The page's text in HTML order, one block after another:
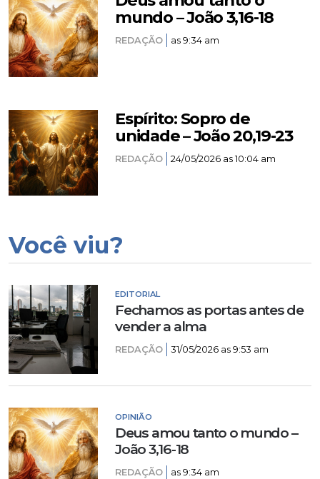
mundo – João 3,16-18
REDAÇÃO as 9:34 am
Espírito: Sopro de
unidade – João 20,19-23
REDAÇÃO 24/05/2026 as 10:04 am
Você viu?
EDITORIAL
Fechamos as portas antes de
vender a alma
REDAÇÃO 31/05/2026 as 9:53 am
OPINIÃO
Deus amou tanto o mundo –
João 3,16-18
REDAÇÃO as 9:34 am